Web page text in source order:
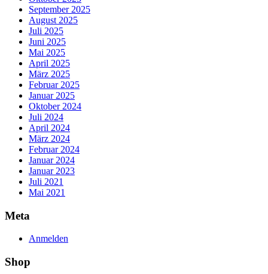
September 2025
August 2025
Juli 2025
Juni 2025
Mai 2025
April 2025
März 2025
Februar 2025
Januar 2025
Oktober 2024
Juli 2024
April 2024
März 2024
Februar 2024
Januar 2024
Januar 2023
Juli 2021
Mai 2021
Meta
Anmelden
Shop